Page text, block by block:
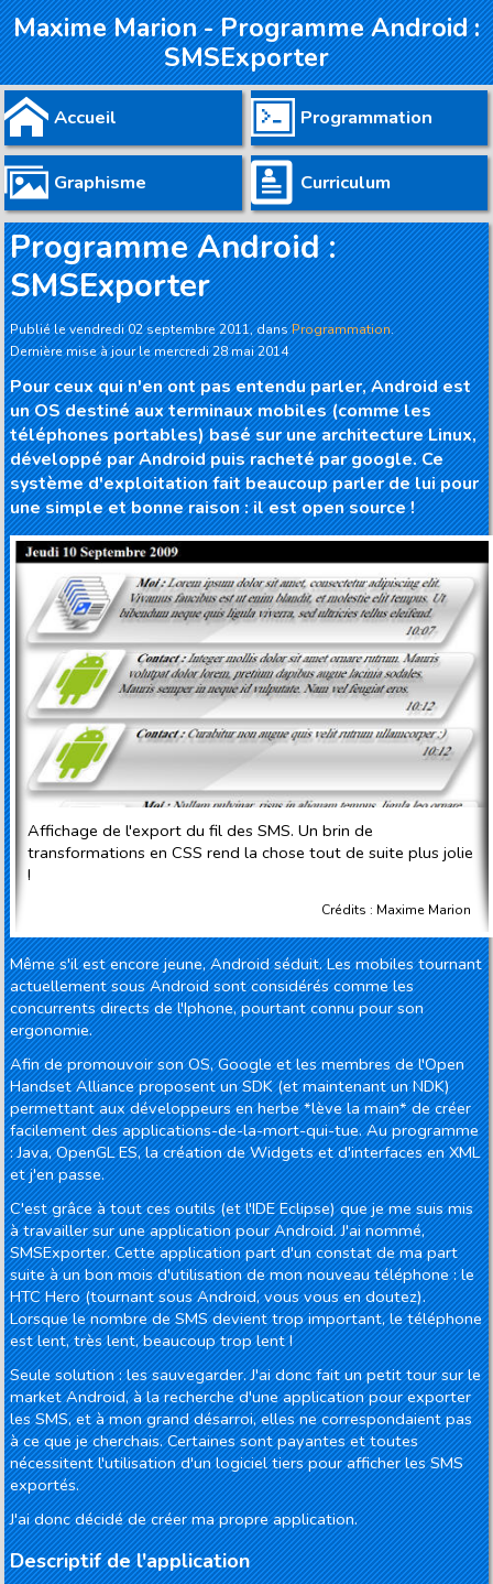
Maxime Marion - Programme Android :
SMSExporter
 Accueil  Programmation
 Graphisme  Curriculum
Programme Android :
SMSExporter
Publié levendredi 02 septembre 2011, dansProgrammation.
Dernière mise à jour lemercredi 28 mai 2014
Pour ceux qui n'en ont pas entendu parler, Android est
un OS destiné aux terminaux mobiles (comme les
téléphones portables) basé sur une architecture Linux,
développé par Android puis racheté par google. Ce
système d'exploitation fait beaucoup parler de lui pour
une simple et bonne raison : il est open source !
Affichage de l'export du fil des SMS. Un brin de
transformations en CSS rend la chose tout de suite plus jolie
!
Crédits : Maxime Marion
Même s'il est encore jeune, Android séduit. Les mobiles tournant
actuellement sous Android sont considérés comme les
concurrents directs de l'Iphone, pourtant connu pour son
ergonomie.
Afin de promouvoir son OS, Google et les membres de l'Open
Handset Alliance proposent un SDK (et maintenant un NDK)
permettant aux développeurs en herbe *lève la main* de créer
facilement des applications-de-la-mort-qui-tue. Au programme
: Java, OpenGL ES, la création de Widgets et d'interfaces en XML
et j'en passe.
C'est grâce à tout ces outils (et l'IDE Eclipse) que je me suis mis
à travailler sur une application pour Android. J'ai nommé,
SMSExporter. Cette application part d'un constat de ma part
suite à un bon mois d'utilisation de mon nouveau téléphone : le
HTC Hero (tournant sous Android, vous vous en doutez).
Lorsque le nombre de SMS devient trop important, le téléphone
est lent, très lent, beaucoup trop lent !
Seule solution : les sauvegarder. J'ai donc fait un petit tour sur le
market Android, à la recherche d'une application pour exporter
les SMS, et à mon grand désarroi, elles ne correspondaient pas
à ce que je cherchais. Certaines sont payantes et toutes
nécessitent l'utilisation d'un logiciel tiers pour afficher les SMS
exportés.
J'ai donc décidé de créer ma propre application.
Descriptif de l'application